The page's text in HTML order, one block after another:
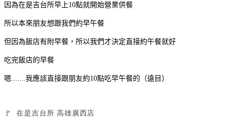
因為在是吉台所早上10點就開始營業供餐
所以本來朋友想跟我們約早午餐
但因為飯店有附早餐，所以我們才決定直接約午餐就好
吃完飯店的早餐
嗯.......我應該直接跟朋友約10點吃早午餐的（遠目）
🚩 在是吉台所 高雄廣西店